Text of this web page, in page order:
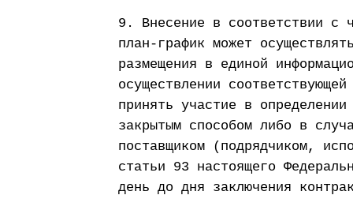
9. Внесение в соответствии с
план-график может
размещения в единой
осуществлении
принять участие в
закрытым способом либо в
поставщиком (подрядчиком,
статьи 93 настоящего
день до дня заключения